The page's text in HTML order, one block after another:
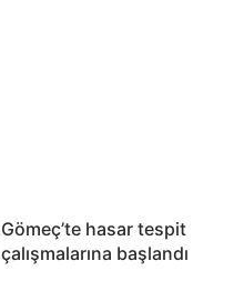
Gömeç’te hasar tespit
çalışmalarına başlandı